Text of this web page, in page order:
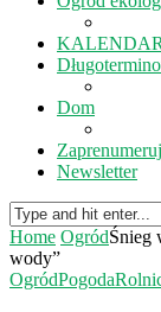
Dom
Zaprenumeruj
Newsletter
Home OgródŚnieg
wody”
OgródPogoda